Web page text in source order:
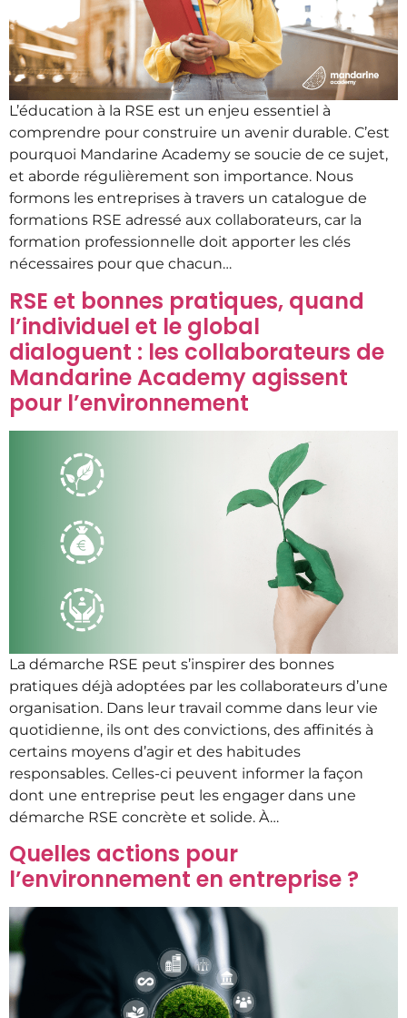
L’éducation à la RSE est un enjeu essentiel à
comprendre pour construire un avenir durable. C’est
pourquoi Mandarine Academy se soucie de ce sujet,
et aborde régulièrement son importance. Nous
formons les entreprises à travers un catalogue de
formations RSE adressé aux collaborateurs, car la
formation professionnelle doit apporter les clés
nécessaires pour que chacun…
RSE et bonnes pratiques, quand
l’individuel et le global
dialoguent : les collaborateurs de
Mandarine Academy agissent
pour l’environnement
La démarche RSE peut s’inspirer des bonnes
pratiques déjà adoptées par les collaborateurs d’une
organisation. Dans leur travail comme dans leur vie
quotidienne, ils ont des convictions, des affinités à
certains moyens d’agir et des habitudes
responsables. Celles-ci peuvent informer la façon
dont une entreprise peut les engager dans une
démarche RSE concrète et solide. À…
Quelles actions pour
l’environnement en entreprise ?